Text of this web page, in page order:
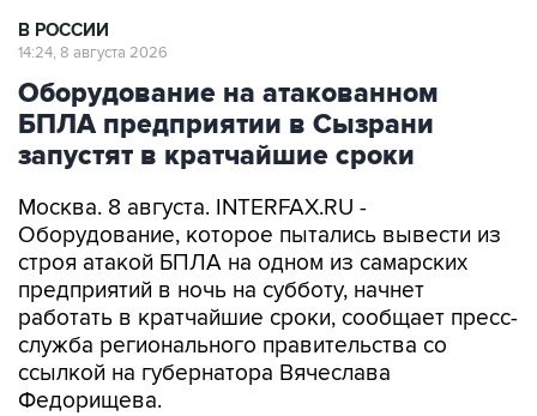
В РОССИИ
14:24, 8 августа 2026
Оборудование на атакованном
БПЛА предприятии в Сызрани
запустят в кратчайшие сроки
Москва. 8 августа. INTERFAX.RU -
Оборудование, которое пытались вывести из
строя атакой БПЛА на одном из самарских
предприятий в ночь на субботу, начнет
работать в кратчайшие сроки, сообщает пресс-
служба регионального правительства со
ссылкой на губернатора Вячеслава
Федорищева.